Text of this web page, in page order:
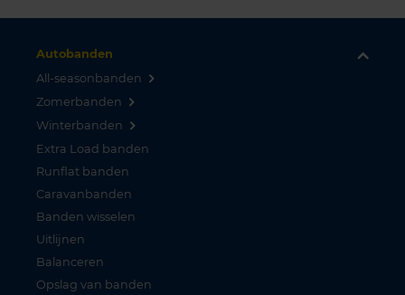
Autobanden
All-seasonbanden
Zomerbanden
Winterbanden
Extra Load banden
Runflat banden
Caravanbanden
Banden wisselen
Uitlijnen
Balanceren
Opslag van banden